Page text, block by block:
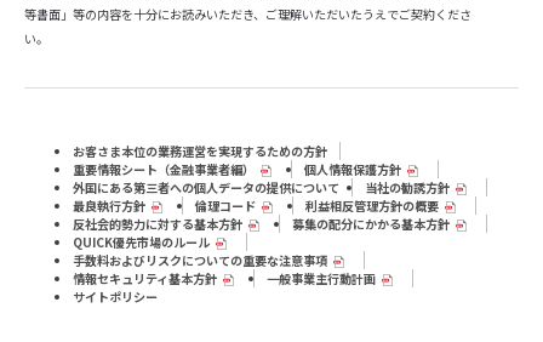
等書面」等の内容を十分にお読みいただき、ご理解いただいたうえでご契約くださ
い。
お客さま本位の業務運営を実現するための方針
重要情報シート（⾦融事業者編）
個人情報保護方針
外国にある第三者への個人データの提供について
当社の勧誘方針
最良執行方針
倫理コード
利益相反管理方針の概要
反社会的勢力に対する基本方針
募集の配分にかかる基本方針
QUICK優先市場のルール
手数料およびリスクについての重要な注意事項
情報セキュリティ基本方針
一般事業主行動計画
サイトポリシー